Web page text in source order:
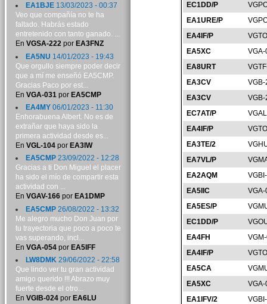
EC1DD/P
EA1URE/P
EA4IF/P
EA5XC
EA8URT
EA3CV
EA3CV
EC7AT/P
EA4IF/P
EA3TE/2
EA7VL/P
EA2AQM
EA5IIC
EA5ES/P
EC1DD/P
EA4FH
EA4IF/P
EA5CA
EA5XC
EA1IFV/2
EA1BJE13/03/2023 - 00:37
Veo que compañía no te ha
faltado. Habrás estado
entretenido con tanto ganado. ...
En VGSA-222por EA3FNZ
EA5NU 14/01/2023 - 19:43
Que orgullo siempre poder decir
que a mí me enseñó EA5CMP.
Gracias Paco por est...
En VGA-031 por EA5CMP
EA4MY06/01/2023 - 11:30
Enhorabuena Albert. No es de
extrañar que haya sido la
primera actividad desde es...
En VGL-104por EA3IW
EA5CMP23/09/2022 - 12:28
Gracias a ti Don Miguel el placer
ha sido el mío de compartir esta
actividad con ...
En VGAV-166por EA1DMP
EA5CMP26/08/2022 - 13:32
Me alegro mucho Don Juan por
tu trayectoria que poco a poco te
vas superando, incl...
En VGA-054por EA5IFF
LW8DMK29/06/2022 - 22:58
Que lindo ver tu gran actividad
amigo querido !!! Abrazo muy
fuerte desde el otro...
En VGIB-024por EA6LU